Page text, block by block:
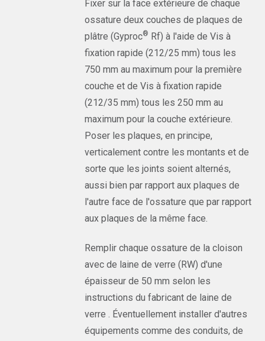
Fixer sur la face extérieure de chaque
ossature deux couches de plaques de
plâtre (Gyproc® Rf) à l'aide de Vis à
fixation rapide (212/25 mm) tous les
750 mm au maximum pour la première
couche et de Vis à fixation rapide
(212/35 mm) tous les 250 mm au
maximum pour la couche extérieure.
Poser les plaques, en principe,
verticalement contre les montants et de
sorte que les joints soient alternés,
aussi bien par rapport aux plaques de
l'autre face de l'ossature que par rapport
aux plaques de la même face.
Remplir chaque ossature de la cloison
avec de laine de verre (RW) d'une
épaisseur de 50 mm selon les
instructions du fabricant de laine de
verre . Éventuellement installer d'autres
équipements comme des conduits, de